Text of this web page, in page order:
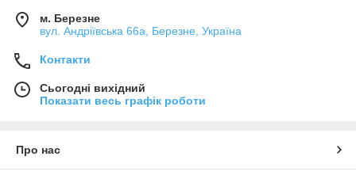
м. Березне
вул. Андріївська 66а, Березне, Україна
Контакти
Сьогодні вихідний
Показати весь графік роботи
Про нас